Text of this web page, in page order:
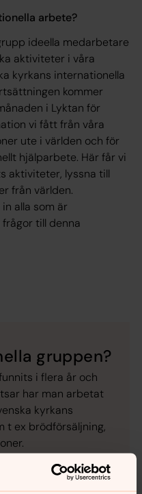
arbete?
ideella medarbetare
aktiviteter i våra
kyrkans internationella
kommer
i Lyktan för
vi fått från våra
ute i världen och för
hjälparbete. Här får vi
aktiviteter, lyssna till
från världen.
alla som är
till denna
gruppen?
i flera år och
har man arbetat
kyrkans
t ex brödförsäljning,
många
där du kan fira